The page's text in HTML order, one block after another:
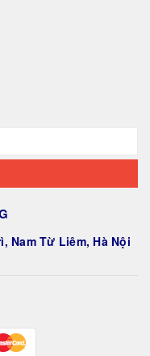
Nam Từ Liêm, Hà Nội